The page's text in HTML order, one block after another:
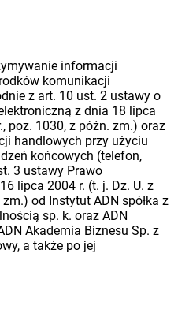
informacji
komunikacji
z art. 10 ust. 2 ustawy o
z dnia 18 lipca
poz. 1030, z późn. zm.) oraz
handlowych przy użyciu
końcowych (telefon,
3 ustawy Prawo
lipca 2004 r. (t. j. Dz. U. z
od Instytut ADN spółka z
sp. k. oraz ADN
Akademia Biznesu Sp. z
a także po jej